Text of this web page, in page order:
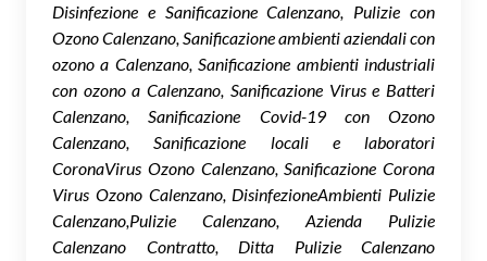
Disinfezione e Sanificazione Calenzano, Pulizie con
Ozono Calenzano, Sanificazione ambienti aziendali con
ozono a Calenzano, Sanificazione ambienti industriali
con ozono a Calenzano, Sanificazione Virus e Batteri
Calenzano, Sanificazione Covid-19 con Ozono
Calenzano, Sanificazione locali e laboratori
CoronaVirus Ozono Calenzano, Sanificazione Corona
Virus Ozono Calenzano, DisinfezioneAmbienti Pulizie
Calenzano,Pulizie Calenzano, Azienda Pulizie
Calenzano Contratto, Ditta Pulizie Calenzano